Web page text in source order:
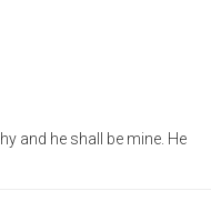
and he shall be mine. He